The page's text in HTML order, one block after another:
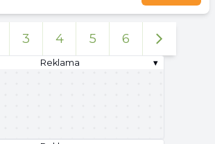
3 4 5 6
Reklama ▾